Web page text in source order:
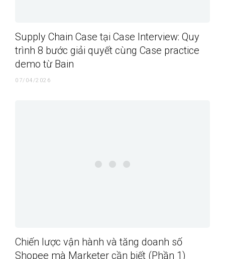
Supply Chain Case tại Case Interview: Quy
trình 8 bước giải quyết cùng Case practice
demo từ Bain
07/04/2026
Chiến lược vận hành và tăng doanh số
Shopee mà Marketer cần biết (Phần 1)